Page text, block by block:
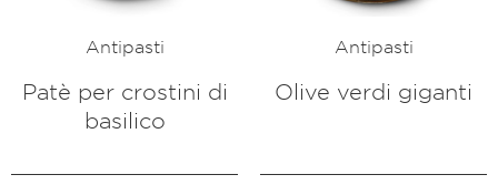
Antipasti
Patè per crostini di
basilico
Antipasti
Olive verdi giganti